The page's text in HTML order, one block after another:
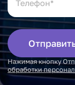
Нажимая кнопку
обработки